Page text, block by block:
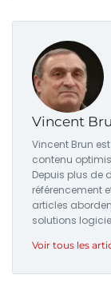
Vincent
Vincent Brun
contenu
Depuis plus de
référencement
articles
solutions
Voir tous les